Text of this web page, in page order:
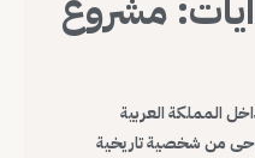
فرقة النمرود عام 2008 داخل المملكة العربية
من شخصية تاريخية